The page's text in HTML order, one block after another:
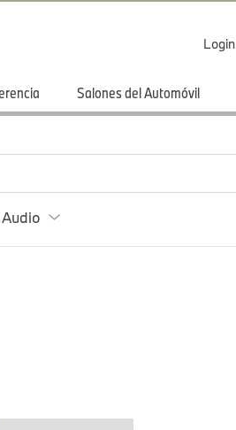
Login
Salones del Automóvil
Audio